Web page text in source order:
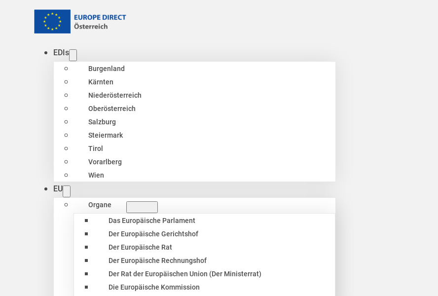
EDIs
Burgenland
Kärnten
Niederösterreich
Oberösterreich
Salzburg
Steiermark
Tirol
Vorarlberg
Wien
EU
Organe
Das Europäische Parlament
Der Europäische Gerichtshof
Der Europäische Rat
Der Europäische Rechnungshof
Der Rat der Europäischen Union (Der Ministerrat)
Die Europäische Kommission